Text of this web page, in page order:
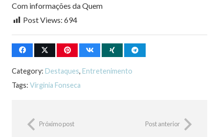
Com informações da Quem
Post Views: 694
Category: Destaques, Entretenimento
Tags: Virginia Fonseca
Próximo post Post anterior